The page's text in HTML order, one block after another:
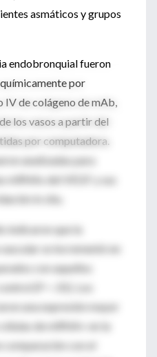
asmáticos y grupos
endobronquial fueron
por
de colágeno de mAb,
los vasos a partir del
por computadora.
analizadas para
mRNAs del VEGF y sus
in situ.
indicaron que la
se incrementó en
con aquellos
(P < .01). Los
una expresión mayor
de mRNA+ en la
comparación con el